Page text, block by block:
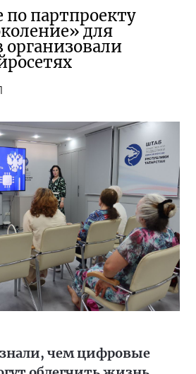
по партпроекту
для
организовали
чем цифровые